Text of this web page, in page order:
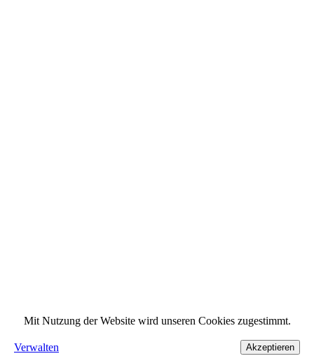
Mit Nutzung der Website wird unseren Cookies zugestimmt.
Verwalten Akzeptieren